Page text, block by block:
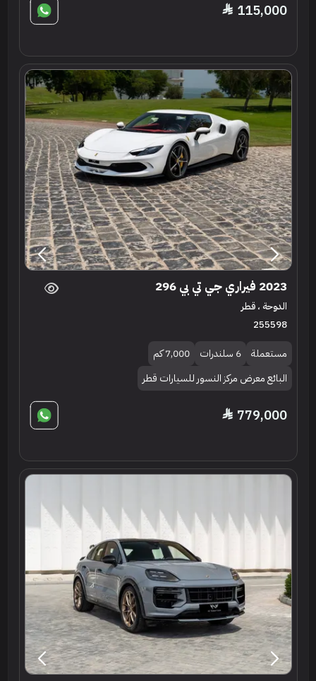
115,000
2023 فيراري جي تي بي 296
الدوحة ، قطر
255598
مستعملة 6 سلندرات
7,000 كم
البائع معرض مركز النسور للسيارات قطر
779,000